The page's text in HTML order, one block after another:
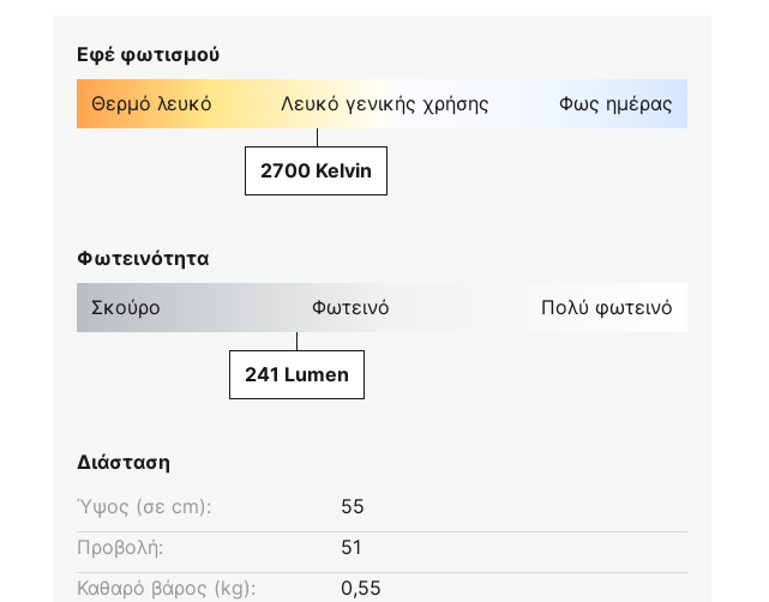
Εφέ φωτισμού
Θερμό λευκό Λευκό γενικής χρήσης Φως ημέρας
2700 Kelvin
Φωτεινότητα
Σκούρο Φωτεινό Πολύ φωτεινό
241 Lumen
Διάσταση
Ύψος (σε cm):
55
Προβολή:
51
Καθαρό βάρος (kg):
0,55